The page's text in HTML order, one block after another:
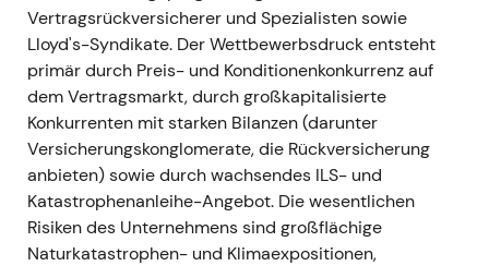
Neubewertung in Richtung kapitaleffizienter
Compounder.[23],[25]
Charttechnik: Ausbruch und Rally infolge
aufeinanderfolgender
Ergebnisüberraschungen und
Prognoseanhebungen in der zweiten
Jahreshälfte 2023. (aus Ergebnissen und
Prognoseänderungen abgeleitet)
---
Vertragsrückversicherer und Spezialisten sowie
Lloyd's-Syndikate. Der Wettbewerbsdruck entsteht
primär durch Preis- und Konditionenkonkurrenz auf
dem Vertragsmarkt, durch großkapitalisierte
Konkurrenten mit starken Bilanzen (darunter
Versicherungskonglomerate, die Rückversicherung
anbieten) sowie durch wachsendes ILS- und
Katastrophenanleihe-Angebot. Die wesentlichen
Risiken des Unternehmens sind großflächige
Naturkatastrophen- und Klimaexpositionen,